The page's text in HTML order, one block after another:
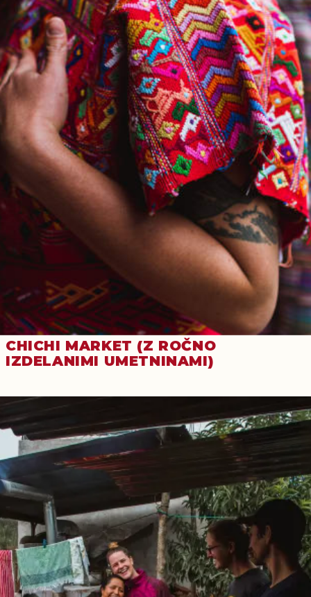
CHICHI MARKET (Z ROČNO
IZDELANIMI UMETNINAMI)